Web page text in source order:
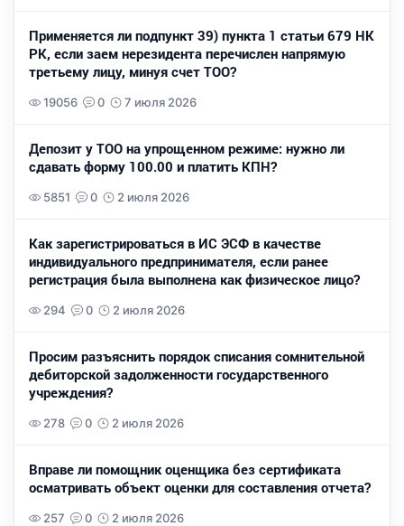
Применяется ли подпункт 39) пункта 1 статьи 679 НК
РК, если заем нерезидента перечислен напрямую
третьему лицу, минуя счет ТОО?
19056 0 7 июля 2026
Депозит у ТОО на упрощенном режиме: нужно ли
сдавать форму 100.00 и платить КПН?
5851 0 2 июля 2026
Как зарегистрироваться в ИС ЭСФ в качестве
индивидуального предпринимателя, если ранее
регистрация была выполнена как физическое лицо?
294 0 2 июля 2026
Просим разъяснить порядок списания сомнительной
дебиторской задолженности государственного
учреждения?
278 0 2 июля 2026
Вправе ли помощник оценщика без сертификата
осматривать объект оценки для составления отчета?
257 0 2 июля 2026